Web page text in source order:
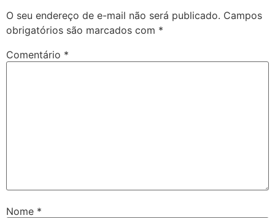
O seu endereço de e-mail não será publicado. Campos
obrigatórios são marcados com *
Comentário *
Nome *